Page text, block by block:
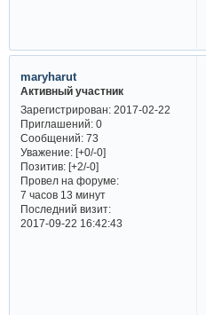
maryharut
Активный участник
Зарегистрирован: 2017-02-22
Приглашений:0
Сообщений:73
Уважение: [+0/-0]
Позитив: [+2/-0]
Провел на форуме:
7 часов 13 минут
Последний визит:
2017-09-22 16:42:43